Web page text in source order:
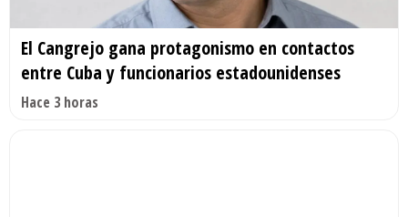
El Cangrejo gana protagonismo en contactos
entre Cuba y funcionarios estadounidenses
Hace 3 horas